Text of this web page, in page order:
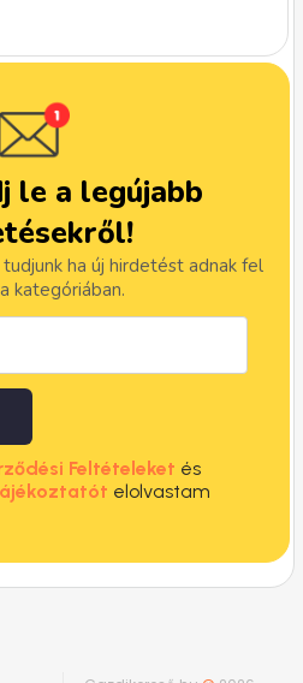
le a legújabb
ha új hirdetést adnak fel
kategóriában.
Feltételeket és
elolvastam